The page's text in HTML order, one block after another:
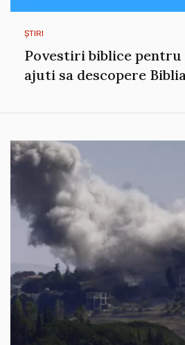
ȘTIRI
Povestiri biblice pentru
ajuti sa descopere